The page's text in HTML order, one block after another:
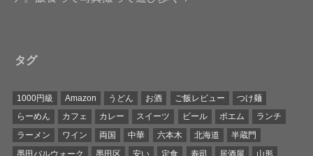
タグ
1000円級 Amazon うどん お酒 ご飯レビュー
つけ麺
らーめん
カフェ カレー スイーツ ビール ポエム
ランチ
ラーメン
ワイン 両国 中華 六本木 北海道
半蔵門
墨田バルウォーク
墨田区 安い 定食 寿司 居酒屋 山形